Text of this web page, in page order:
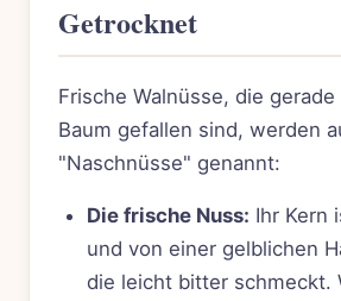
Getrocknet
Frische Walnüsse, die
Baum gefallen sind, werden
"Naschnüsse" genannt:
Die frische Nuss: Ihr Kern
und von einer gelblichen
die leicht bitter schmeckt.